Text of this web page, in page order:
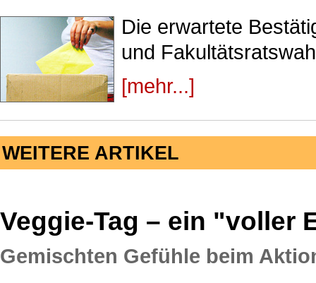
Die erwartete
und
[mehr...]
WEITERE ARTIKEL
Veggie-Tag – ein "voller
Gemischten Gefühle beim